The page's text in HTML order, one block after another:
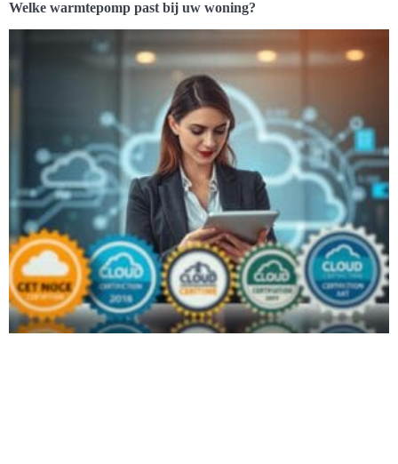
Welke warmtepomp past bij uw woning?